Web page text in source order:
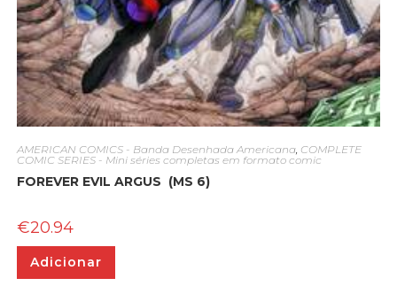
AMERICAN COMICS - Banda Desenhada Americana, COMPLETE
COMIC SERIES - Mini séries completas em formato comic
FOREVER EVIL ARGUS (MS 6)
€20.94
Adicionar